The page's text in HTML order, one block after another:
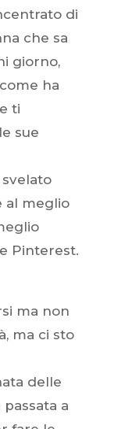
di
che sa
giorno,
ha
ti
sue
al meglio
Pinterest.
ma non
ma ci sto
delle
a